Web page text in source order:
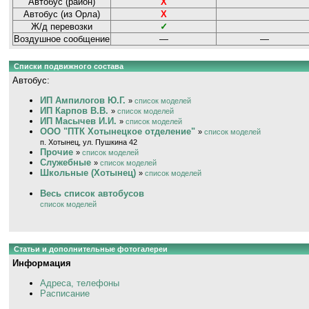
Автобус (из Орла)
Х
Ж/д перевозки
✓
Воздушное сообщение
— —
Списки подвижного состава
Автобус:
ИП Ампилогов Ю.Г. » список моделей
ИП Карпов В.В. » список моделей
ИП Масычев И.И. » список моделей
ООО "ПТК Хотынецкое отделение" » список моделей
п. Хотынец, ул. Пушкина 42
Прочие » список моделей
Служебные » список моделей
Школьные (Хотынец) » список моделей
Весь список автобусов
список моделей
Статьи и дополнительные фотогалереи
Информация
Адреса, телефоны
Расписание